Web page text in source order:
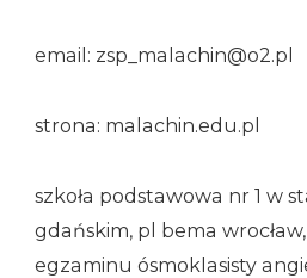
email: zsp_malachin@o2.pl
strona: malachin.edu.pl
szkoła podstawowa nr 1 w
gdańskim, pl bema
egzaminu ósmoklasisty